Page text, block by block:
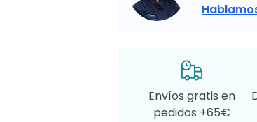
Envíos gratis en
pedidos +65€